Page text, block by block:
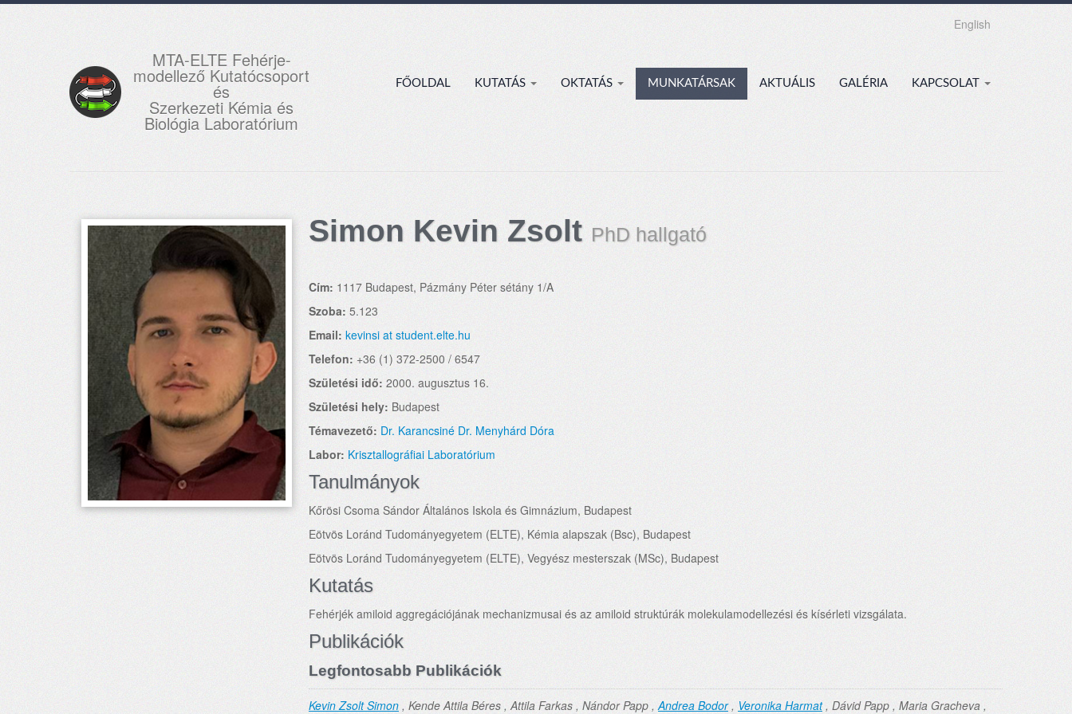
English
MTA-ELTE Fehérje-
modellező Kutatócsoport
és
Szerkezeti Kémia és
Biológia Laboratórium
FŐOLDAL KUTATÁS OKTATÁS MUNKATÁRSAK AKTUÁLIS GALÉRIA KAPCSOLAT
Simon Kevin Zsolt PhD hallgató
Cím: 1117 Budapest, Pázmány Péter sétány 1/A
Szoba: 5.123
Email: kevinsi at student.elte.hu
Telefon: +36 (1) 372-2500 / 6547
Születési idő: 2000. augusztus 16.
Születési hely: Budapest
Témavezető: Dr. Karancsiné Dr. Menyhárd Dóra
Labor: Krisztallográfiai Laboratórium
Tanulmányok
Kőrösi Csoma Sándor Általános Iskola és Gimnázium, Budapest
Eötvös Loránd Tudományegyetem (ELTE), Kémia alapszak (Bsc), Budapest
Eötvös Loránd Tudományegyetem (ELTE), Vegyész mesterszak (MSc), Budapest
Kutatás
Fehérjék amiloid aggregációjának mechanizmusai és az amiloid struktúrák molekulamodellezési és kísérleti vizsgálata.
Publikációk
Legfontosabb Publikációk
Kevin Zsolt Simon , Kende Attila Béres , Attila Farkas , Nándor Papp ,Andrea Bodor, Veronika Harmat, Dávid Papp , Maria Gracheva ,